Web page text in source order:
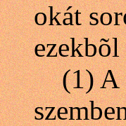
okát
(1) A